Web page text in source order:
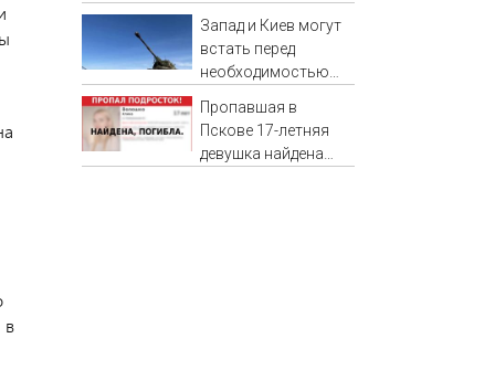
в
Запад и Киев могут
встать перед
необходимостью
Путина
Пропавшая в
Пскове 17-летняя
девушка найдена